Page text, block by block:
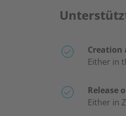
Creation
Either in
Release
Either in